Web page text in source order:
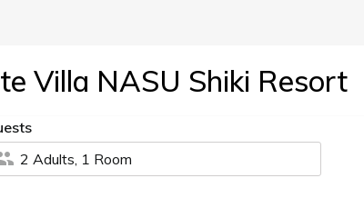
Villa NASU Shiki Resort
2 Adults, 1 Room